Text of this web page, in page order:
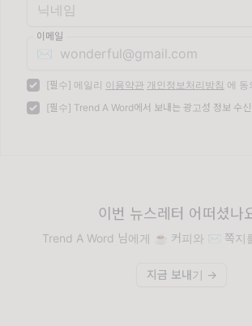
이메일
✉️
[필수] 메일리 이용약관 개인정보처리방침 에 동
[필수] Trend A Word에서 보내는 광고성 정보 수
이번 뉴스레터 어떠셨나
Trend A Word 님에게 ☕️ 커피와 ✉️ 쪽지
지금 보내기 →